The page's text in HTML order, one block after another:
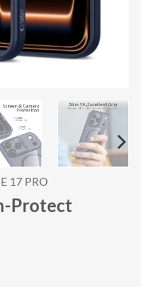
17 PRO
Protect